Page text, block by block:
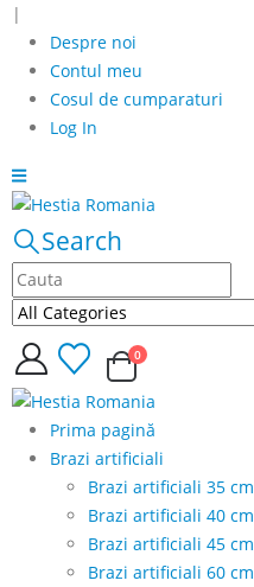
|
Despre noi
Contul meu
Cosul de cumparaturi
Log In
Search
0
Prima pagină
Brazi artificiali
Brazi artificiali 35 cm
Brazi artificiali 40 cm
Brazi artificiali 45 cm
Brazi artificiali 60 cm